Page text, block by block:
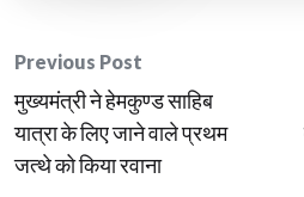
Post
navigation
Previous Post
मुख्यमंत्री ने हेमकुण्ड साहिब
यात्रा के लिए जाने वाले प्रथम
जत्थे को किया रवाना